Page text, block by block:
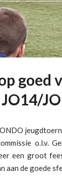
goed
o.l.v.
een groot
aan de goede